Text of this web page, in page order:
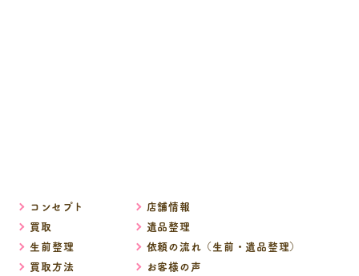
コンセプト
店舗情報
買取
遺品整理
生前整理
依頼の流れ（生前・遺品整理）
買取方法
お客様の声